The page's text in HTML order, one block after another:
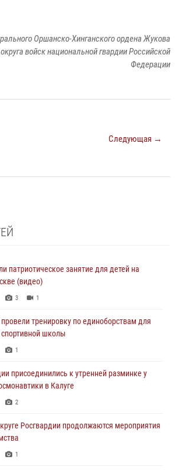
Оршанско-Хинганского ордена Жукова
войск национальной гвардии Российской
Федерации
Следующая →
патриотическое занятие для детей на
(видео)
3 1
тренировку по единоборствам для
школы
1
присоединились к утренней разминке у
в Калуге
2
Росгвардии продолжаются мероприятия
1